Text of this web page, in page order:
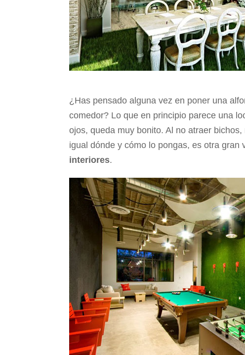
¿Has pensado alguna vez en poner una
comedor? Lo que en principio parece una
ojos, queda muy bonito. Al no atraer
igual dónde y cómo lo pongas, es otra gran
interiores.